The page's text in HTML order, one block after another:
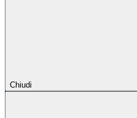
Chiudi